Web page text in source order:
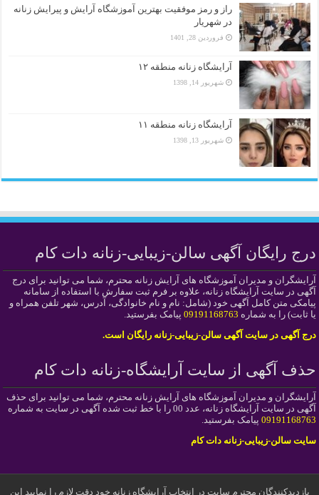
راز و رمز موفقیت بهترین آموزشگاه آرایش و پیرایش زنانه
در شهریار
فروردین 28, 1401
آرایشگاه زنانه منطقه ۱۲
شهریور 14, 1398
آرایشگاه زنانه منطقه ۱۱
شهریور 13, 1398
درج رایگان آگهی سالن-زیبایی-زنانه دات کام
آرایشگران و مدیران آموزشگاه های آرایش زنانه محترم، شما می توانید برای درج
آگهی در سایت آرایشگاه زنانه، علاوه بر فرم ثبت سفارش با استفاده از سامانه
پیامکی متن کامل آگهی خود (شامل: نام و نام خانوادگی، آدرس، شهر تلفن همراه و
یا ثابت) را به شماره 09191168763 پیامک بفرستید.
درج آگهی در سایت آگهی سالن-زیبایی-زنانه رایگان است.
حذف آگهی از سایت آرایشگاه-زنانه دات کام
آرایشگران و مدیران آموزشگاه های آرایش زنانه محترم، شما می توانید برای حذف
آگهی در سایت آرایشگاه زنانه، عدد 00 را با خط ثبت شده آگهی در سایت به شماره
09191168763 پیامک بفرستید.
سایت سالن-زیبایی-زنانه دات کام
بازدیدکنندگان محترم سایت در انتخاب آرایشگاه زنانه خود دقت لازم را نمایید این